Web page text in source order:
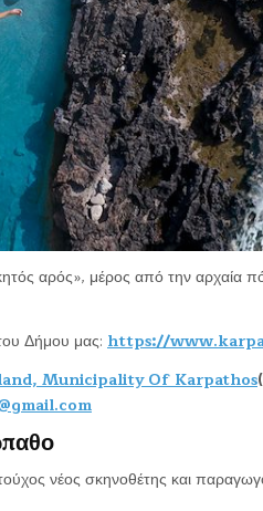
αρός», μέρος από την
Δήμου μας: https://
Municipality Of Karpathos
νέος σκηνοθέτης και